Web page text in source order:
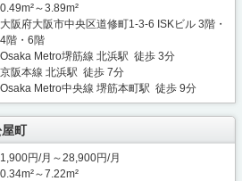
0.49m²～3.89m²
大阪府大阪市中央区道修町1-3-6 ISKビル 3階・
4階・6階
Osaka Metro堺筋線 北浜駅 徒歩 3分
京阪本線 北浜駅 徒歩 7分
Osaka Metro中央線 堺筋本町駅 徒歩 9分
町
1,900円/月～28,900円/月
0.34m²～7.22m²